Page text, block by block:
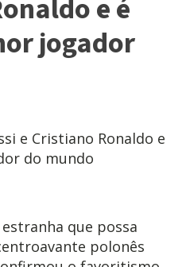
e é
jogador
e Cristiano Ronaldo e
do mundo
que possa
polonês